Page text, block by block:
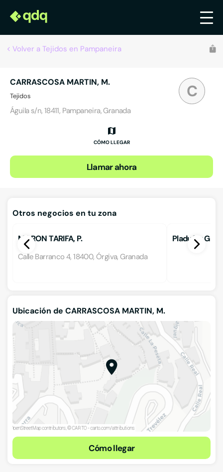
Volver a Tejidos en Pampaneira
C
CARRASCOSA MARTIN, M.
Tejidos
Águila s/n, 18411, Pampaneira, Granada
CÓMO LLEGAR
Llamar ahora
Otros negocios en tu zona
MORON TARIFA, P.
Calle Barranco 4, 18400, Órgiva, Granada
Pladufer
Ubicación de CARRASCOSA MARTIN, M.
Cómo llegar